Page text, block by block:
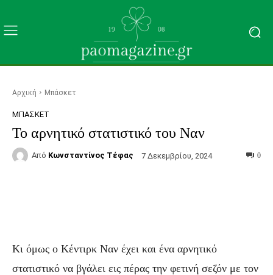
Αρχική Μπάσκετ
ΜΠΆΣΚΕΤ
Το αρνητικό στατιστικό του Ναν
Από Κωνσταντίνος Τέφας 7 Δεκεμβρίου, 2024 0
Κι όμως ο Κέντιρκ Ναν έχει και ένα αρνητικό
στατιστικό να βγάλει εις πέρας την φετινή σεζόν με τον